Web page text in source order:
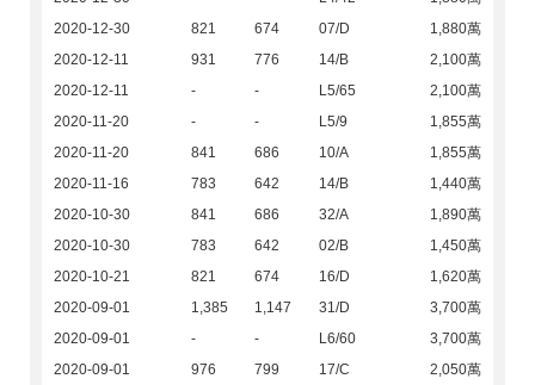
2020-12-30
821 674 07/D
1,880萬
2020-12-11
931 776 14/B
2,100萬
2020-12-11
- - L5/65
2,100萬
2020-11-20
- - L5/9
1,855萬
2020-11-20
841 686 10/A
1,855萬
2020-11-16
783 642 14/B
1,440萬
2020-10-30
841 686 32/A
1,890萬
2020-10-30
783 642 02/B
1,450萬
2020-10-21
821 674 16/D
1,620萬
2020-09-01
1,385 1,147 31/D
3,700萬
2020-09-01
- - L6/60
3,700萬
2020-09-01
976 799 17/C
2,050萬